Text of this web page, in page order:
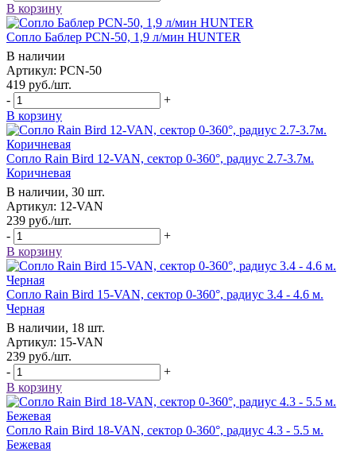
В корзину
Сопло Баблер РСN-50, 1,9 л/мин HUNTER
В наличии
Артикул: РСN-50
419 руб./шт.
-
+
В корзину
Сопло Rain Bird 12-VAN, сектор 0-360°, радиус 2.7-3.7м.
Коричневая
В наличии, 30 шт.
Артикул: 12-VAN
239 руб./шт.
-
+
В корзину
Сопло Rain Bird 15-VAN, сектор 0-360°, радиус 3.4 - 4.6 м.
Черная
В наличии, 18 шт.
Артикул: 15-VAN
239 руб./шт.
-
+
В корзину
Сопло Rain Bird 18-VAN, сектор 0-360°, радиус 4.3 - 5.5 м.
Бежевая